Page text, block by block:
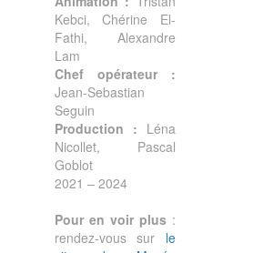
Kebci, Chérine El-
Fathi, Alexandre
Lam
Chef opérateur :
Jean-Sebastian
Seguin
Production : Léna
Nicollet, Pascal
Goblot
2021 – 2024
Pour en voir plus :
rendez-vous sur le